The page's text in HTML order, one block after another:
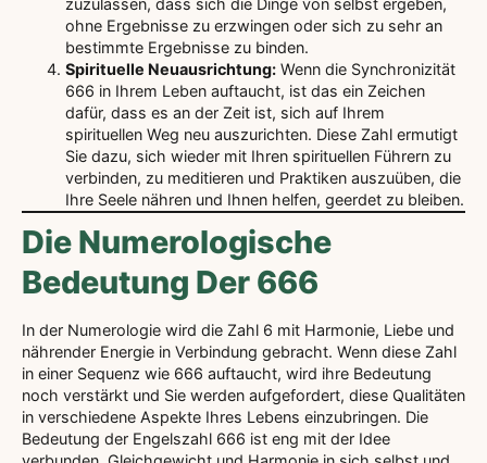
ohne Ergebnisse zu erzwingen oder sich zu sehr an
bestimmte Ergebnisse zu binden.
Spirituelle Neuausrichtung: Wenn die Synchronizität
666 in Ihrem Leben auftaucht, ist das ein Zeichen
dafür, dass es an der Zeit ist, sich auf Ihrem
spirituellen Weg neu auszurichten. Diese Zahl ermutigt
Sie dazu, sich wieder mit Ihren spirituellen Führern zu
verbinden, zu meditieren und Praktiken auszuüben, die
Ihre Seele nähren und Ihnen helfen, geerdet zu bleiben.
Die Numerologische
Bedeutung Der 666
In der Numerologie wird die Zahl 6 mit Harmonie, Liebe und
nährender Energie in Verbindung gebracht. Wenn diese Zahl
in einer Sequenz wie 666 auftaucht, wird ihre Bedeutung
noch verstärkt und Sie werden aufgefordert, diese Qualitäten
in verschiedene Aspekte Ihres Lebens einzubringen. Die
Bedeutung der Engelszahl 666 ist eng mit der Idee